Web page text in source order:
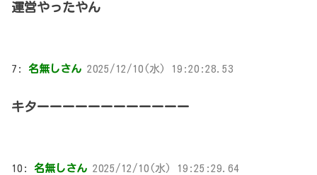
運営やったやん
7: 名無しさん 2025/12/10(水) 19:20:28.53
キターーーーーーーーーーーー
10: 名無しさん 2025/12/10(水) 19:25:29.64